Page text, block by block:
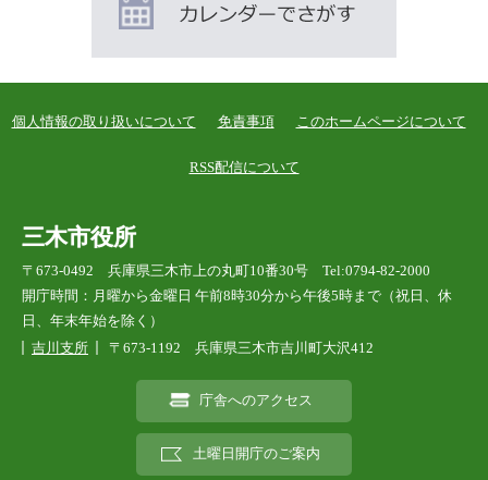
個人情報の取り扱いについて 免責事項 このホームページについて
RSS配信について
三木市役所
〒673-0492 兵庫県三木市上の丸町10番30号 Tel:0794-82-2000
開庁時間：月曜から金曜日 午前8時30分から午後5時まで（祝日、休
日、年末年始を除く）
吉川支所
〒673-1192 兵庫県三木市吉川町大沢412
庁舎へのアクセス
土曜日開庁のご案内